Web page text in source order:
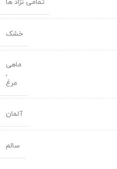
تمامی نژاد ها
خشک
ماهی
,
مرغ
آلمان
سالم